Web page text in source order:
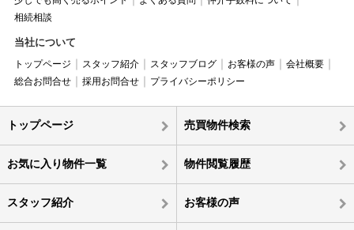
相続相談
当社について
トップページ スタッフ紹介 スタッフブログ お客様の声
会社概要
総合お問合せ
採用お問合せ プライバシーポリシー
トップページ 売買物件検索
お気に入り物件一覧 物件閲覧履歴
スタッフ紹介 お客様の声